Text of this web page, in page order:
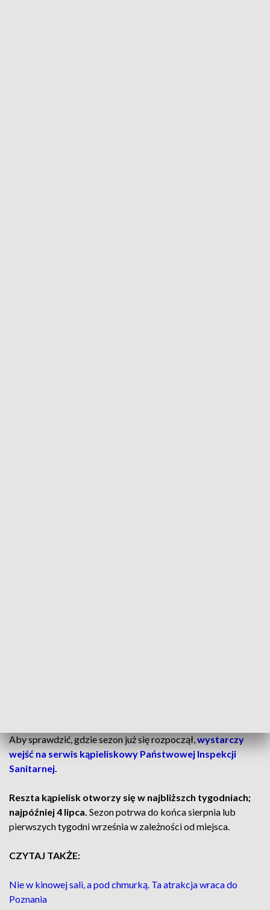
Aby sprawdzić, gdzie sezon już się rozpoczął,wystarczy
wejść na serwis kąpieliskowy Państwowej Inspekcji
Sanitarnej.
Reszta kąpielisk otworzy się w najbliższch tygodniach;
najpóźniej 4 lipca. Sezon potrwa do końca sierpnia lub
pierwszych tygodni września w zależności od miejsca.
CZYTAJ TAKŻE:
Nie w kinowej sali, a pod chmurką. Ta atrakcja wraca do
Poznania